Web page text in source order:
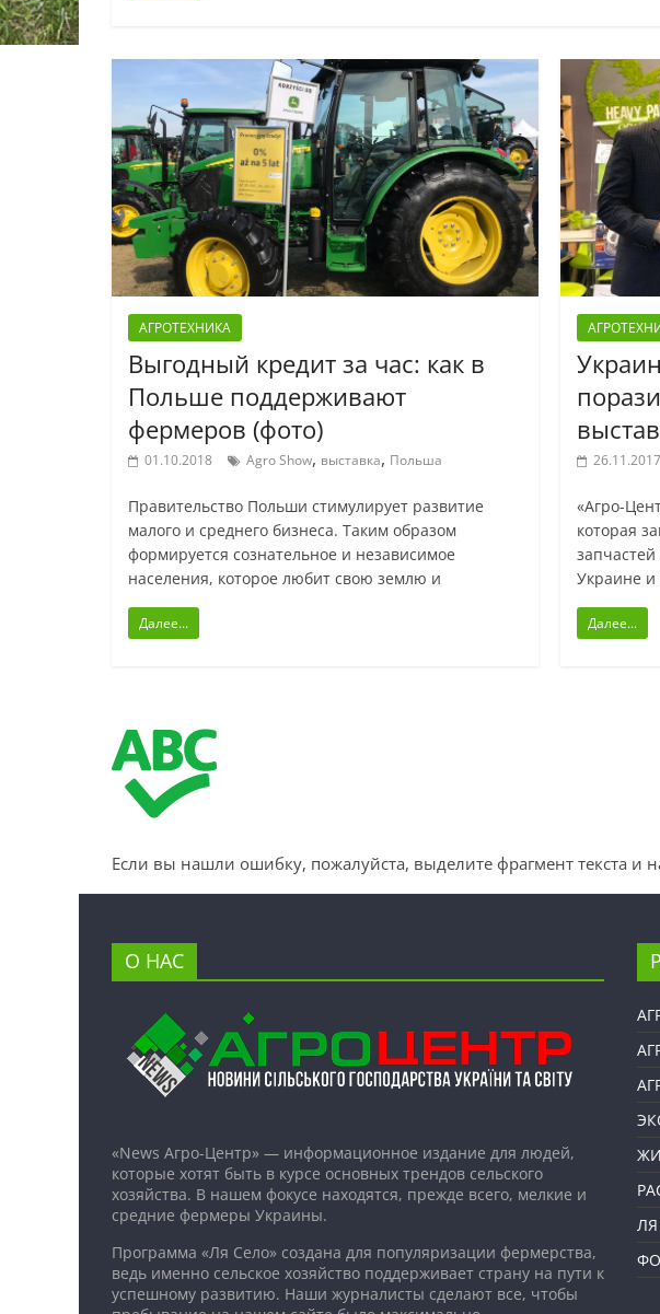
АГРОТЕХНИКА
Выгодный кредит за час: как в
Польше поддерживают
фермеров (фото)
01.10.2018 Agro Show, выставка, Польша
Правительство Польши стимулирует развитие
малого и среднего бизнеса. Таким образом
формируется сознательное и независимое
населения, которое любит свою землю и
Далее...
26.11.2017
«Агро-
которая
запчастей
Украине
Далее...
Если вы нашли ошибку, пожалуйста, выделите фрагмент текста и
О НАС
«News Агро-Центр» — информационное издание для людей,
которые хотят быть в курсе основных трендов сельского
хозяйства. В нашем фокусе находятся, прежде всего, мелкие и
средние фермеры Украины.
Программа «Ля Село» создана для популяризации фермерства,
ведь именно сельское хозяйство поддерживает страну на пути к
успешному развитию. Наши журналисты сделают все, чтобы